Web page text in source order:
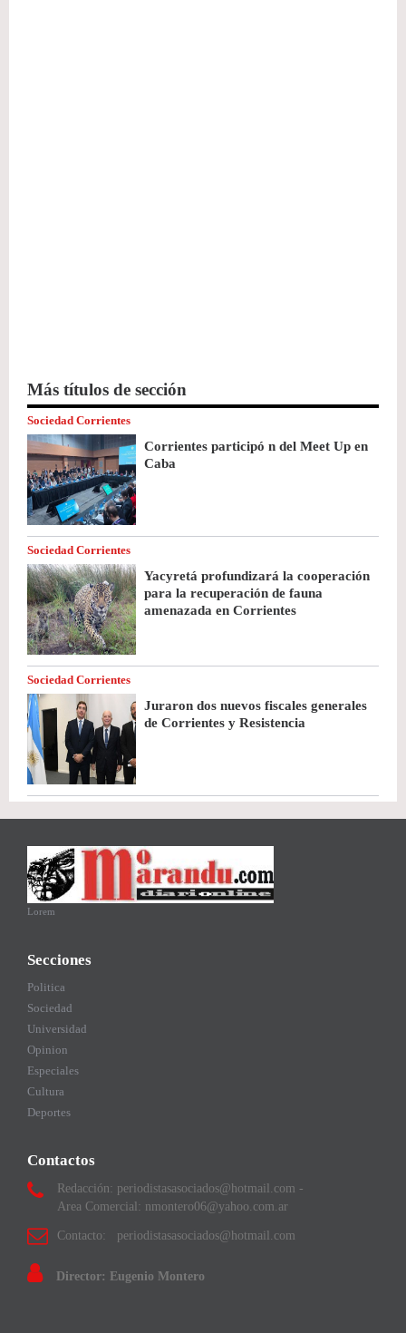
Más títulos de sección
Sociedad Corrientes
Corrientes participó n del Meet Up en
Caba
Sociedad Corrientes
Yacyretá profundizará la cooperación
para la recuperación de fauna
amenazada en Corrientes
Sociedad Corrientes
Juraron dos nuevos fiscales generales
de Corrientes y Resistencia
Lorem
Secciones
Politica
Sociedad
Universidad
Opinion
Especiales
Cultura
Deportes
Contactos
Redacción: periodistasasociados@hotmail.com -
Area Comercial: nmontero06@yahoo.com.ar
Contacto: periodistasasociados@hotmail.com
Director: Eugenio Montero